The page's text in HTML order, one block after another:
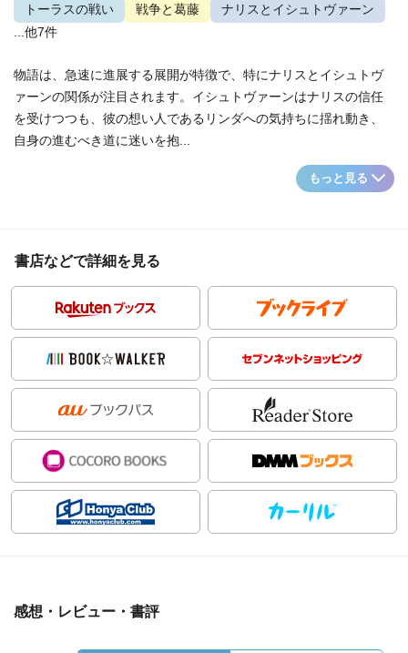
トーラスの戦い 戦争と葛藤
ナリスとイシュトヴァーン
...他7件
物語は、急速に進展する展開が特徴で、特にナリスとイシュトヴ
ァーンの関係が注目されます。イシュトヴァーンはナリスの信任
を受けつつも、彼の想い人であるリンダへの気持ちに揺れ動き、
自身の進むべき道に迷いを抱...
もっと見る
書店などで詳細を見る
感想・レビュー・書評